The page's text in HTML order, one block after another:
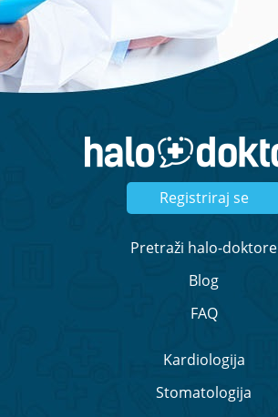
Registriraj se
Pretraži halo-doktore
Blog
FAQ
Kardiologija
Stomatologija